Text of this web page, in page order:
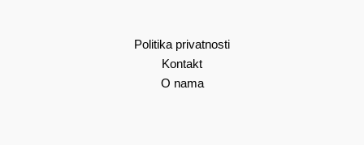
Politika privatnosti
Kontakt
O nama